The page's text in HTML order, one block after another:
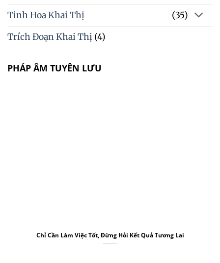
Tinh Hoa Khai Thị
(35)
Trích Đoạn Khai Thị (4)
PHÁP ÂM TUYÊN LƯU
Chỉ Cần Làm Việc Tốt, Đừng Hỏi Kết Quả Tương Lai